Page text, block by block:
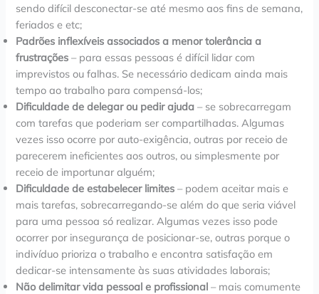
sendo difícil desconectar-se até mesmo aos fins de semana,
feriados e etc;
Padrões inflexíveis associados a menor tolerância a
frustrações – para essas pessoas é difícil lidar com
imprevistos ou falhas. Se necessário dedicam ainda mais
tempo ao trabalho para compensá-los;
Dificuldade de delegar ou pedir ajuda – se sobrecarregam
com tarefas que poderiam ser compartilhadas. Algumas
vezes isso ocorre por auto-exigência, outras por receio de
parecerem ineficientes aos outros, ou simplesmente por
receio de importunar alguém;
Dificuldade de estabelecer limites – podem aceitar mais e
mais tarefas, sobrecarregando-se além do que seria viável
para uma pessoa só realizar. Algumas vezes isso pode
ocorrer por insegurança de posicionar-se, outras porque o
indivíduo prioriza o trabalho e encontra satisfação em
dedicar-se intensamente às suas atividades laborais;
Não delimitar vida pessoal e profissional – mais comumente